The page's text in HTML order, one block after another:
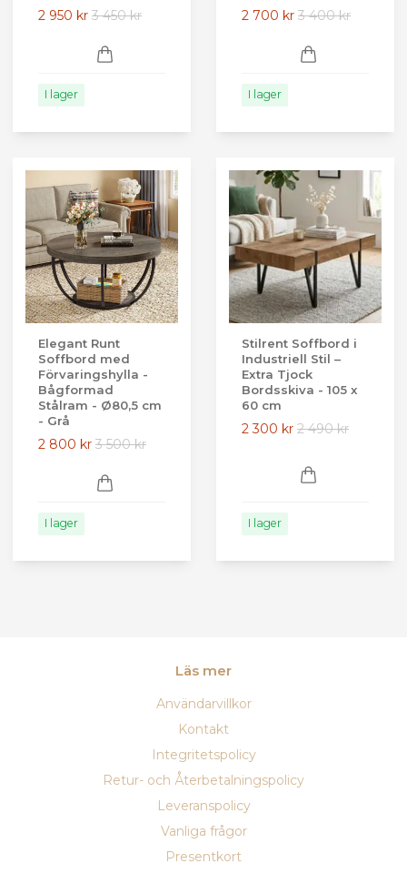
2 950 kr 3 450 kr
I lager
2 700 kr 3 400 kr
I lager
Elegant Runt
Soffbord med
Förvaringshylla -
Bågformad
Stålram - Ø80,5 cm
- Grå
2 800 kr 3 500 kr
I lager
Stilrent Soffbord i
Industriell Stil –
Extra Tjock
Bordsskiva - 105 x
60 cm
2 300 kr 2 490 kr
I lager
Läs mer
Användarvillkor
Kontakt
Integritetspolicy
Retur- och Återbetalningspolicy
Leveranspolicy
Vanliga frågor
Presentkort